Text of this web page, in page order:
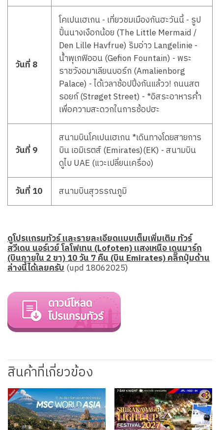
วันที่ 8
โคเปนเฮเกน - เที่ยวชมเมืองกันฮะวันนี้ - รูป
ปั้นนางเงือกน้อย (The Little Mermaid /
Den Lille Havfrue) ริมอ่าว Langelinie -
น้ำพุเกฟิออน (Gefion Fountain) - พระ
ราชวังอมาเลียนบอร์ก (Amalienborg
Palace) - ได้เวลาช้อปปิ้งกันแล้วว! ถนนสต
รอยก์ (Strøget Street) - *อิสระอาหารค่ำ
เพื่อความสะดวกในการช้อปฮะ
วันที่ 9
สนามบินโคเปนเฮเกน *เดินทางโดยสายการ
บิน เอมิเรตส์ (Emirates)(EK) - สนามบิน
ดูไบ UAE (แวะเปลี่ยนเครื่อง)
วันที่ 10 สนามบินสุวรรณภูมิ
ดูโปรแกรมทัวร์ และรายละเอียดแบบเต็มเพิ่มเติม ทัวร์
สวีเดน นอร์เวย์ โลโฟเทน (Lofoten) แสงเหนือ เดนมาร์ก
(บินภายใน 2 ขา) 10 วัน 7 คืน (บิน Emirates) คลิ๊กปุ่มด้าน
ล่างนี้ได้เลยครับ(upd 18062025)
สินค้าที่เกี่ยวข้อง